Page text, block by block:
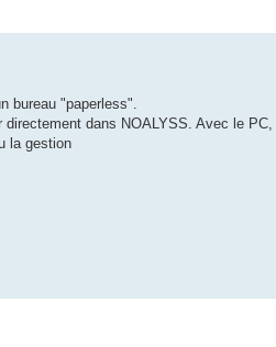
bureau "paperless".
dans NOALYSS. Avec le
la gestion